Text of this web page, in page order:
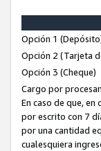
Opción 1
Opción 2 (Tarjeta
Opción 3 (Cheque)
Cargo por
En caso de que,
por escrito con 7
por una cantidad
cualesquiera